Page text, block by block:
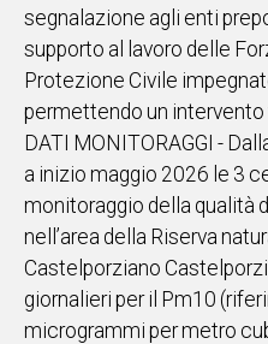
segnalazione agli enti
supporto al lavoro delle
Protezione Civile
permettendo un
DATI MONITORAGGI -
a inizio maggio 2026 le 3
monitoraggio della qualità
nell’area della Riserva
Castelporziano
giornalieri per il Pm10
microgrammi per metro